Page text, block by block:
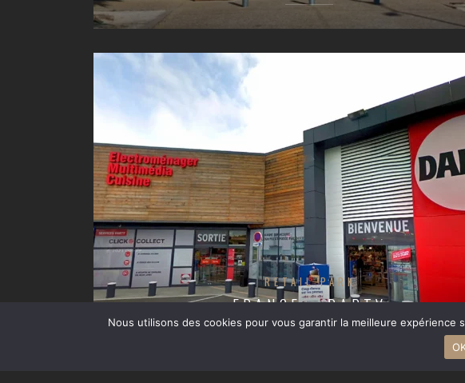
RETAIL PARK
FRANCE – DARTY
Nous utilisons des cookies pour vous garantir la meilleure